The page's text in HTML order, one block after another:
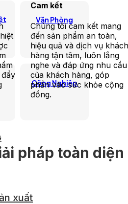
Văn Phòng
Công Nghiệp
Cam kết
Chúng tôi cam kết mang
đến sản phẩm an toàn,
hiệu quả và dịch vụ khách
hàng tận tâm, luôn lắng
nghe và đáp ứng nhu cầu
của khách hàng, góp
phần vào sức khỏe cộng
đồng.
pháp toàn diện
xuất